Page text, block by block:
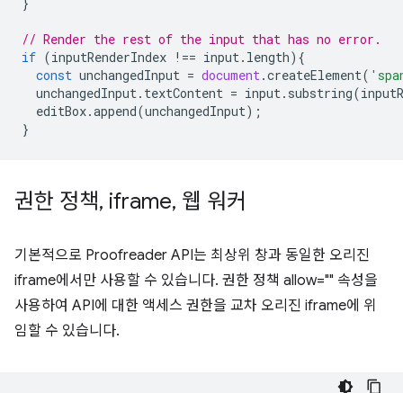
// Render the rest of the input that has no error.
if (inputRenderIndex !== input. length){
const unchangedInput = document.createElement(
unchangedInput. textContent = input. substring(
editBox.append(unchangedInput);
}
권한 정책, iframe, 웹 워커
기본적으로 Proofreader API는 최상위 창과 동일한 오리진
iframe에서만 사용할 수 있습니다. 권한 정책 allow="" 속성을
사용하여 API에 대한 액세스 권한을 교차 오리진 iframe에 위
임할 수 있습니다.